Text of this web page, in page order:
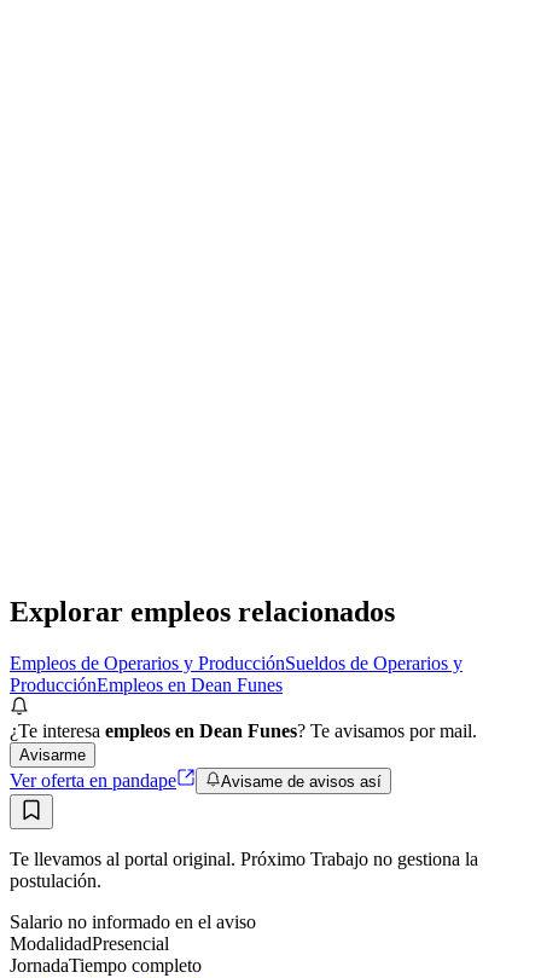
Explorar empleos relacionados
Empleos de Operarios y ProducciónSueldos de Operarios y
ProducciónEmpleos en Dean Funes
¿Te interesa empleos en Dean Funes? Te avisamos por mail.
Avisarme
Ver oferta en pandape Avisame de avisos así
Te llevamos al portal original. Próximo Trabajo no gestiona la
postulación.
Salario no informado en el aviso
ModalidadPresencial
JornadaTiempo completo